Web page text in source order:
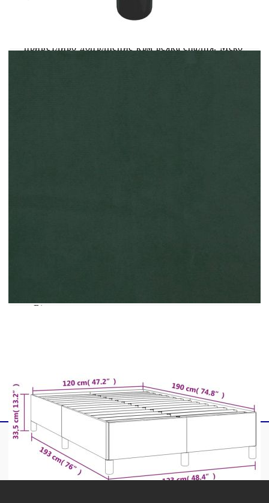
приветливо допълнение към всяка спалня. Меко
В)